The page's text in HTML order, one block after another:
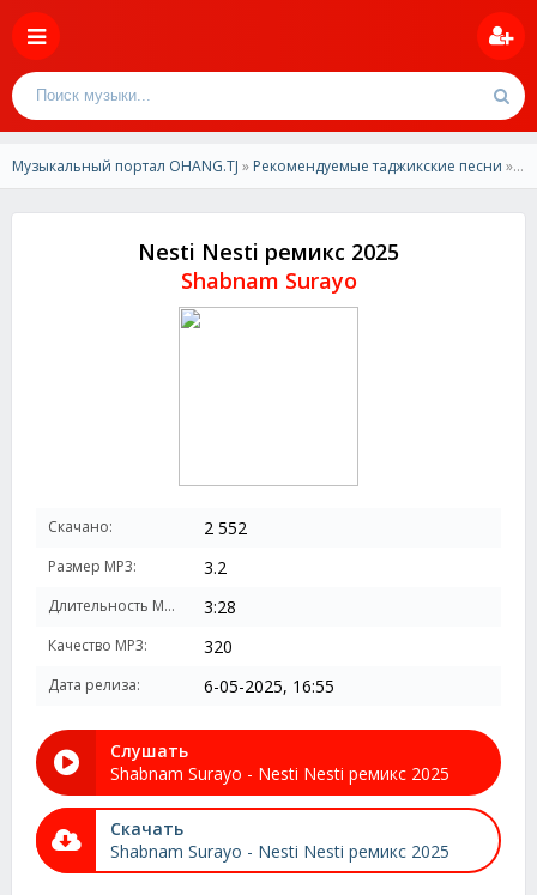
Музыкальный портал OHANG.TJ » Рекомендуемые таджикские песни » Shabnam Surayo - Nesti Nesti ремикс 2025
Nesti Nesti ремикс 2025
Shabnam Surayo
Скачано: 2 552
Размер MP3: 3.2
Длительность MP3: 3:28
Качество MP3: 320
Дата релиза: 6-05-2025, 16:55
Слушать
Shabnam Surayo - Nesti Nesti ремикс 2025
Скачать
Shabnam Surayo - Nesti Nesti ремикс 2025